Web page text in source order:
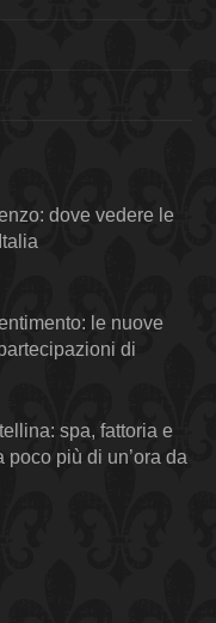
dove vedere le
le nuove
di
spa, fattoria e
poco più di un’ora da